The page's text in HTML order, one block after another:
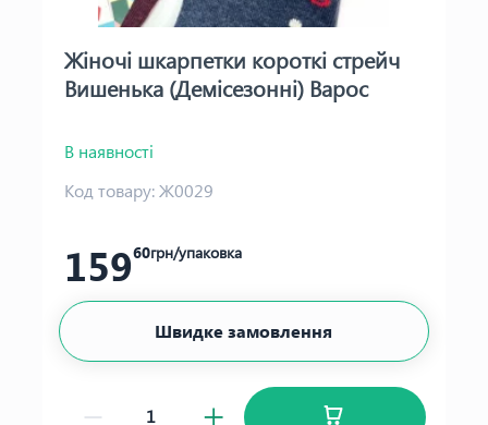
Жіночі шкарпетки короткі стрейч
Вишенька (Демісезонні) Варос
В наявності
Код товару:Ж0029
15960грн/упаковка
Швидке замовлення